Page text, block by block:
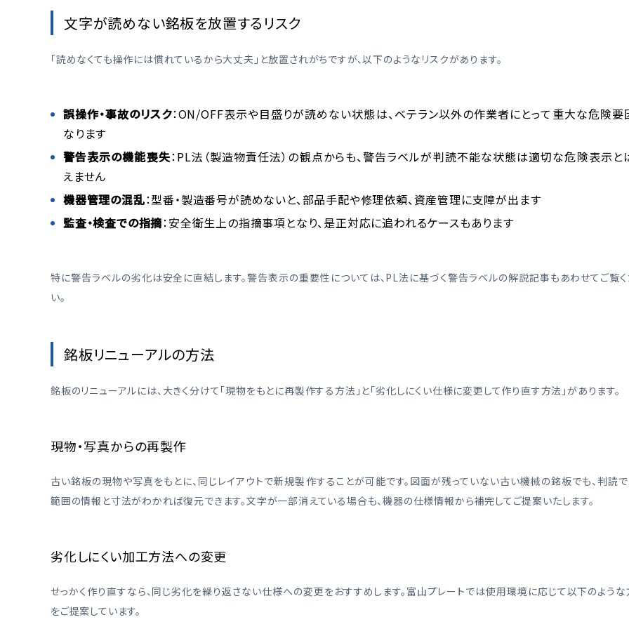
文字が読めない銘板を放置するリスク
「読めなくても操作には慣れているから大丈夫」と放置されがちですが、以下のようなリスクがあります。
誤操作・事故のリスク：ON/OFF表示や目盛りが読めない状態は、ベテラン以外の作業者にとって重大な危険要
なります
警告表示の機能喪失：PL法（製造物責任法）の観点からも、警告ラベルが判読不能な状態は適切な危険表示と
えません
機器管理の混乱：型番・製造番号が読めないと、部品手配や修理依頼、資産管理に支障が出ます
監査・検査での指摘：安全衛生上の指摘事項となり、是正対応に追われるケースもあります
特に警告ラベルの劣化は安全に直結します。警告表示の重要性については、PL法に基づく警告ラベルの解説記事もあわせてご覧
い。
銘板リニューアルの方法
銘板のリニューアルには、大きく分けて「現物をもとに再製作する方法」と「劣化しにくい仕様に変更して作り直す方法」があります。
現物・写真からの再製作
古い銘板の現物や写真をもとに、同じレイアウトで新規製作することが可能です。図面が残っていない古い機械の銘板でも、判読で
範囲の情報と寸法がわかれば復元できます。文字が一部消えている場合も、機器の仕様情報から補完してご提案いたします。
劣化しにくい加工方法への変更
せっかく作り直すなら、同じ劣化を繰り返さない仕様への変更をおすすめします。富山プレートでは使用環境に応じて以下のような
をご提案しています。